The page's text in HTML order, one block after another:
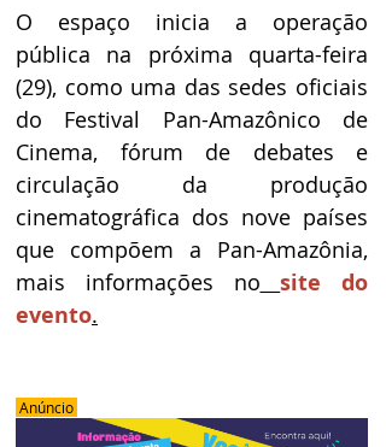
O espaço inicia a operação
pública na próxima quarta-feira
(29), como uma das sedes oficiais
do Festival Pan-Amazônico de
Cinema, fórum de debates e
circulação da produção
cinematográfica dos nove países
que compõem a Pan-Amazônia,
mais informações no
site do
evento.
Anúncio